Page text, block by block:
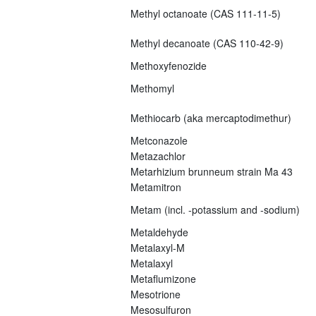
Methyl octanoate (CAS 111-11-5)
Methyl decanoate (CAS 110-42-9)
Methoxyfenozide
Methomyl
Methiocarb (aka mercaptodimethur)
Metconazole
Metazachlor
Metarhizium brunneum strain Ma 43
Metamitron
Metam (incl. -potassium and -sodium)
Metaldehyde
Metalaxyl-M
Metalaxyl
Metaflumizone
Mesotrione
Mesosulfuron